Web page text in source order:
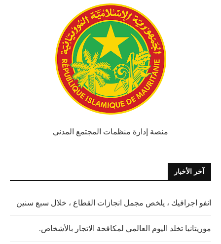
منصة إدارة منظمات المجتمع المدني
آخر الأخبار
انفو اجرافيك ، يلخص مجمل انجازات القطاع ، خلال سبع سنين
موريتانيا تخلد اليوم العالمي لمكافحة الاتجار بالأشخاص.